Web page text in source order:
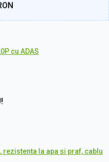
cu ADAS
rezistenta la apa si praf, cablu